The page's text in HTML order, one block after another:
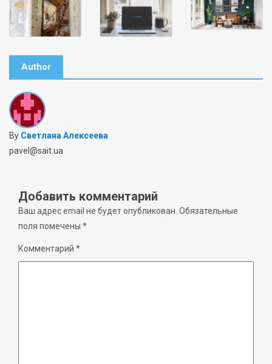
Author
By Светлана Алексеева
pavel@sait.ua
Добавить комментарий
Ваш адрес email не будет опубликован. Обязательные
поля помечены *
Комментарий *